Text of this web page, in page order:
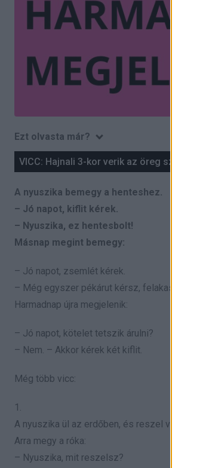
Ezt olvasta már?
VICC: Hajnali 3-kor verik az öreg székely
A nyuszika bemegy a henteshez.
– Jó napot, kiflit kérek.
– Nyuszika, ez hentesbolt!
Másnap megint bemegy:
– Jó napot, zsemlét kérek.
– Még egyszer pékárut kérsz, felakasztalak!
Harmadnap újra megjelenik:
– Jó napot, kötelet tetszik árulni?
– Nem. – Akkor kérek két kiflit.
Még több vicc:
1.
A nyuszika ül az erdőben, és reszel valamit.
Arra megy a róka:
– Nyuszika, mit reszelsz?